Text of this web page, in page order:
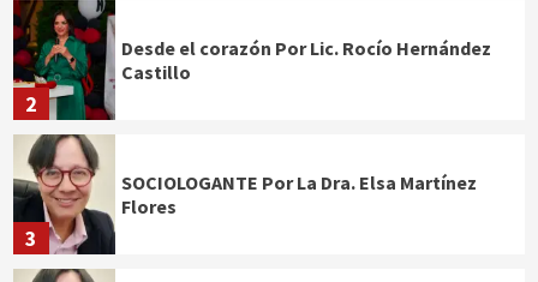
2
Desde el corazón Por Lic. Rocío Hernández
Castillo
3
SOCIOLOGANTE Por La Dra. Elsa Martínez
Flores